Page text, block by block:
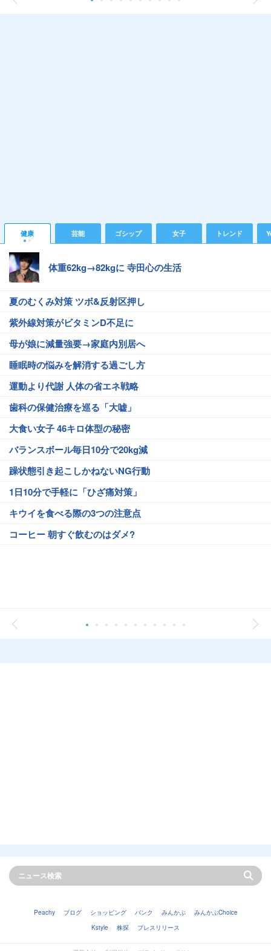
健康 芸能 ゴシップ 女子 トレンド
体重62kg→82kgに 寺田心の生活
夏のむくみ対策 ツボ&反射区押し
紫外線対策がビタミンD不足に
母が娘に減量強要→家庭内別居へ
睡眠時の悩みを解消する過ごし方
運動より代謝 人体の省エネ戦略
歯科の保健治療を巡る「大嘘」
大食い女子 46キロ体型の秘密
バランスボール毎日10分で20kg減
躁状態引き起こしかねないNG行動
1日10分で手軽に「ひざ痛対策」
キウイを食べる際の3つの注意点
コーヒー 朝すぐ飲むのはダメ?
Peachy ブログ ショッピング バンク みんかぶ
みんかぶChoice
Kstyle
株探 プレスリリース